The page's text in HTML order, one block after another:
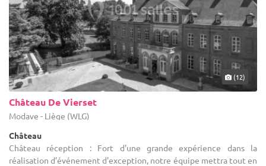
(12)
Château De Vierset
Modave - Liège (WLG)
Château
Château réception : Fort d'une grande expérience dans la
réalisation d’événement d'exception, notre équipe mettra tout en